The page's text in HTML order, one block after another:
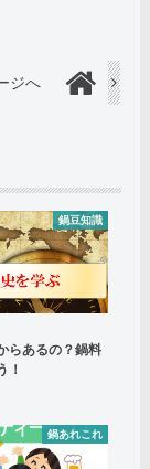
ジへ
鍋豆知識
らあるの？鍋料
！
鍋あれこれ